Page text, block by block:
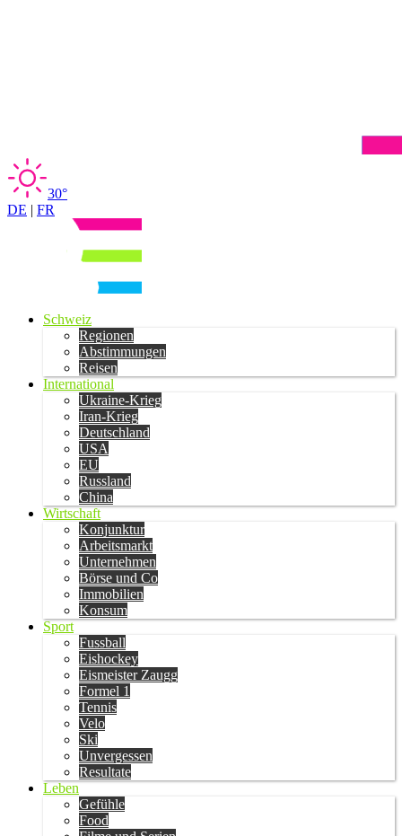
30°
DE | FR
Schweiz
Regionen
Abstimmungen
Reisen
International
Ukraine-Krieg
Iran-Krieg
Deutschland
USA
EU
Russland
China
Wirtschaft
Konjunktur
Arbeitsmarkt
Unternehmen
Börse und Co
Immobilien
Konsum
Sport
Fussball
Eishockey
Eismeister Zaugg
Formel 1
Tennis
Velo
Ski
Unvergessen
Resultate
Leben
Gefühle
Food